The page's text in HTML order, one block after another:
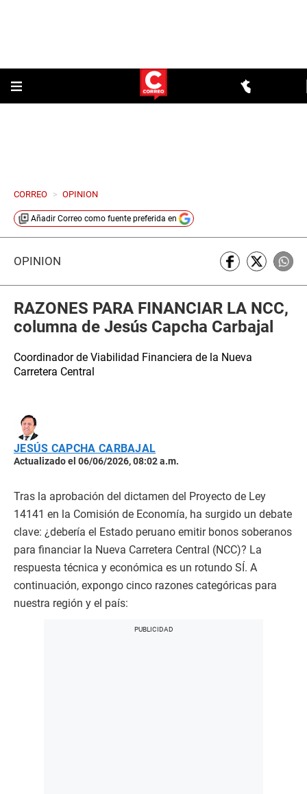
CORREO > OPINION
Añadir Correo como fuente preferida en
OPINIÓN
RAZONES PARA FINANCIAR LA NCC,
columna de Jesús Capcha Carbajal
Coordinador de Viabilidad Financiera de la Nueva
Carretera Central
JESÚS CAPCHA CARBAJAL
Actualizado el 06/06/2026, 08:02 a.m.
Tras la aprobación del dictamen del Proyecto de Ley
14141 en la Comisión de Economía, ha surgido un debate
clave: ¿debería el Estado peruano emitir bonos soberanos
para financiar la Nueva Carretera Central (NCC)? La
respuesta técnica y económica es un rotundo SÍ. A
continuación, expongo cinco razones categóricas para
nuestra región y el país: